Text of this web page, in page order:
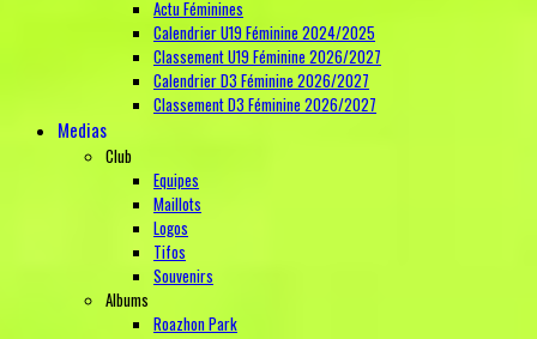
Actu Féminines
Calendrier U19 Féminine 2024/2025
Classement U19 Féminine 2026/2027
Calendrier D3 Féminine 2026/2027
Classement D3 Féminine 2026/2027
Medias
Club
Equipes
Maillots
Logos
Tifos
Souvenirs
Albums
Roazhon Park